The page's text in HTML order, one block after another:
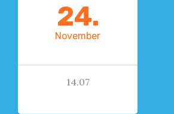
24.
November
14.07